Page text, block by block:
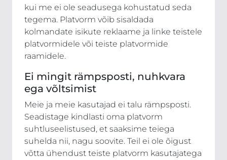
kui me ei ole seadusega kohustatud seda
tegema. Platvorm võib sisaldada
kolmandate isikute reklaame ja linke teistele
platvormidele või teiste platvormide
raamidele.
Ei mingit rämpsposti, nuhkvara
ega võltsimist
Meie ja meie kasutajad ei talu rämpsposti.
Seadistage kindlasti oma platvorm
suhtluseelistused, et saaksime teiega
suhelda nii, nagu soovite. Teil ei ole õigust
võtta ühendust teiste platvorm kasutajatega